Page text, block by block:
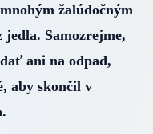
žalúdočným
Samozrejme,
ani na odpad,
aby skončil v